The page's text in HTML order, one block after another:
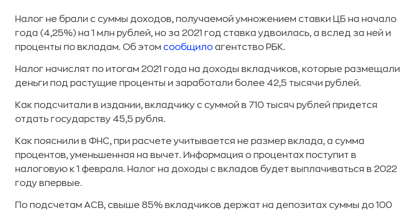
Налог не брали с суммы доходов, получаемой умножением ставки ЦБ на начало
года (4,25%) на 1 млн рублей, но за 2021 год ставка удвоилась, а вслед за ней и
проценты по вкладам. Об этом сообщило агентство РБК.
Налог начислят по итогам 2021 года на доходы вкладчиков, которые размещали
деньги под растущие проценты и заработали более 42,5 тысячи рублей.
Как подсчитали в издании, вкладчику с суммой в 710 тысяч рублей придется
отдать государству 45,5 рубля.
Как пояснили в ФНС, при расчете учитывается не размер вклада, а сумма
процентов, уменьшенная на вычет. Информация о процентах поступит в
налоговую к 1 февраля. Налог на доходы с вкладов будет выплачиваться в 2022
году впервые.
По подсчетам АСВ, свыше 85% вкладчиков держат на депозитах суммы до 100